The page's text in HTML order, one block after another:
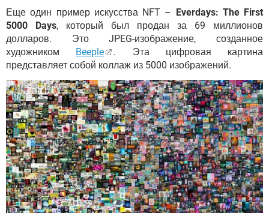
Еще один пример искусства NFT – Everdays: The First
5000 Days, который был продан за 69 миллионов
долларов. Это JPEG-изображение, созданное
художником Beeple
. Эта цифровая картина
представляет собой коллаж из 5000 изображений.